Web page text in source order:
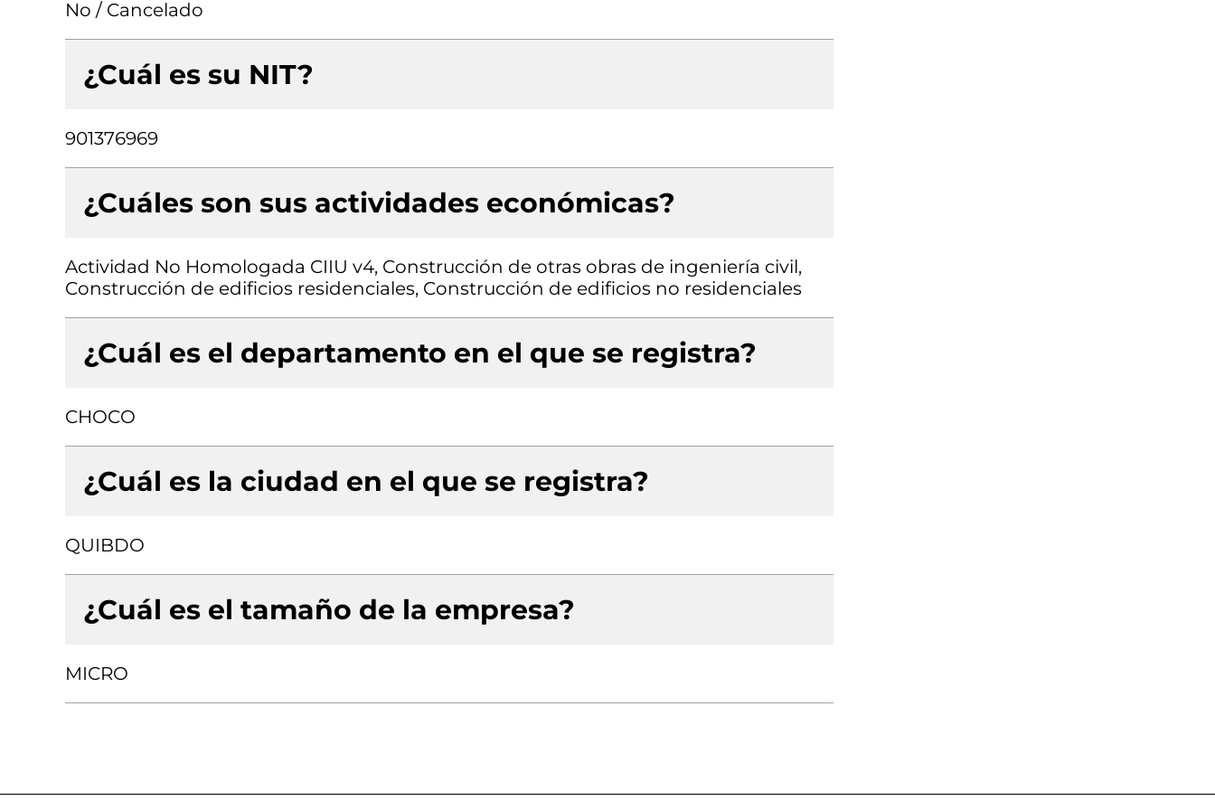
No / Cancelado
¿Cuál es su NIT?
901376969
¿Cuáles son sus actividades económicas?
Actividad No Homologada CIIU v4, Construcción de otras obras de ingeniería civil,
Construcción de edificios residenciales, Construcción de edificios no residenciales
¿Cuál es el departamento en el que se registra?
CHOCO
¿Cuál es la ciudad en el que se registra?
QUIBDO
¿Cuál es el tamaño de la empresa?
MICRO